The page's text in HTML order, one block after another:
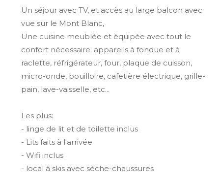
Un séjour avec TV, et accès au large balcon avec
vue sur le Mont Blanc,
Une cuisine meublée et équipée avec tout le
confort nécessaire: appareils à fondue et à
raclette, réfrigérateur, four, plaque de cuisson,
micro-onde, bouilloire, cafetière électrique, grille-
pain, lave-vaisselle, etc...
Les plus:
- linge de lit et de toilette inclus
- Lits faits à l'arrivée
- Wifi inclus
- local à skis avec sèche-chaussures